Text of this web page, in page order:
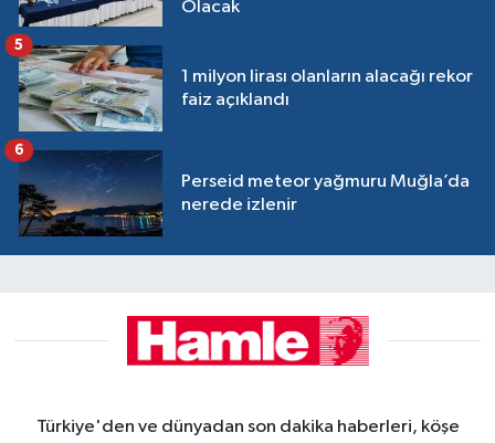
Olacak
1 milyon lirası olanların alacağı rekor
faiz açıklandı
5
Perseid meteor yağmuru Muğla’da
nerede izlenir
6
Türkiye'den ve dünyadan son dakika haberleri, köşe